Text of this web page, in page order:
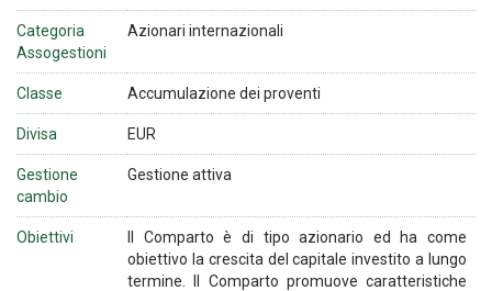
Categoria
Assogestioni
Azionari internazionali
Classe Accumulazione dei proventi
Divisa EUR
Gestione
cambio
Gestione attiva
Obiettivi
Il Comparto è di tipo azionario ed ha come
obiettivo la crescita del capitale investito a lungo
termine. Il Comparto promuove caratteristiche